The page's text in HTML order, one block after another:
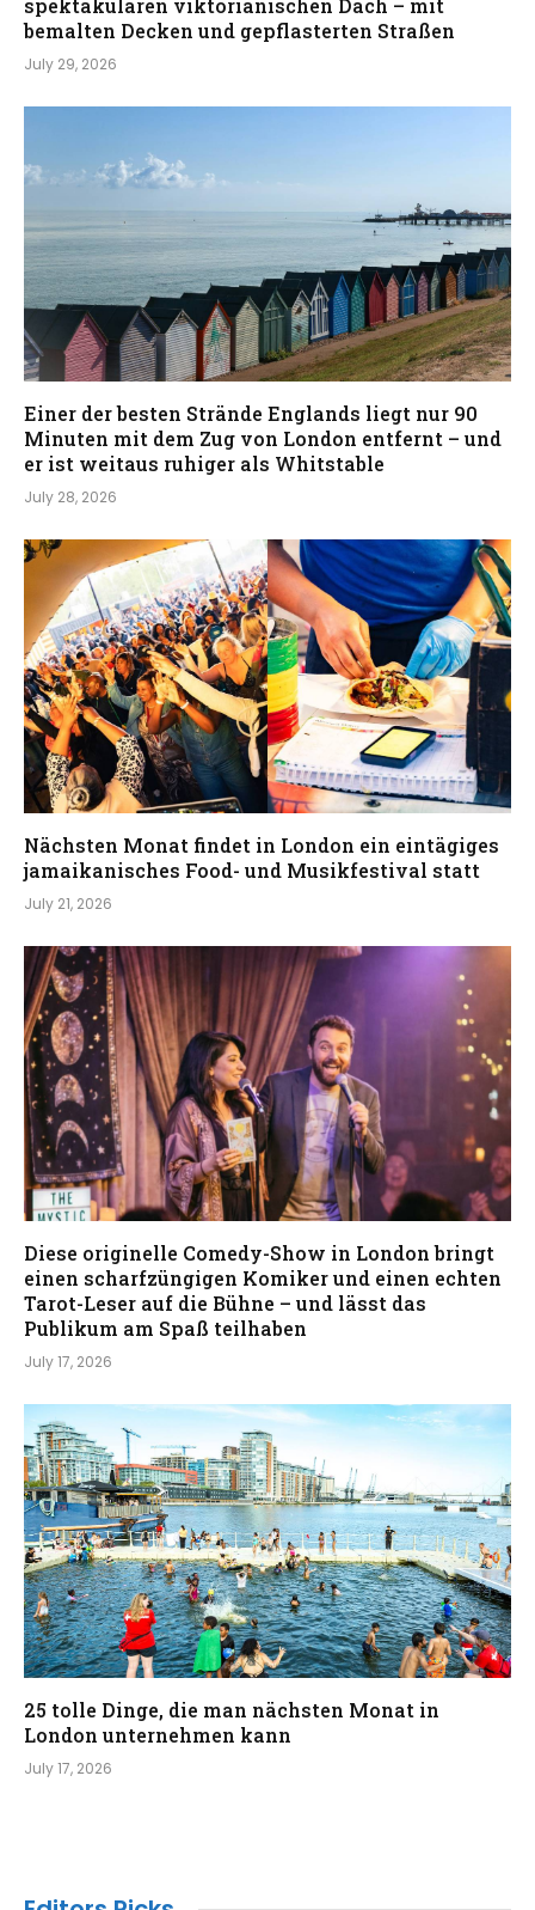
spektakulären viktorianischen Dach – mit
bemalten Decken und gepflasterten Straßen
July 29, 2026
Einer der besten Strände Englands liegt nur 90
Minuten mit dem Zug von London entfernt – und
er ist weitaus ruhiger als Whitstable
July 28, 2026
Nächsten Monat findet in London ein eintägiges
jamaikanisches Food- und Musikfestival statt
July 21, 2026
Diese originelle Comedy-Show in London bringt
einen scharfzüngigen Komiker und einen echten
Tarot-Leser auf die Bühne – und lässt das
Publikum am Spaß teilhaben
July 17, 2026
25 tolle Dinge, die man nächsten Monat in
London unternehmen kann
July 17, 2026